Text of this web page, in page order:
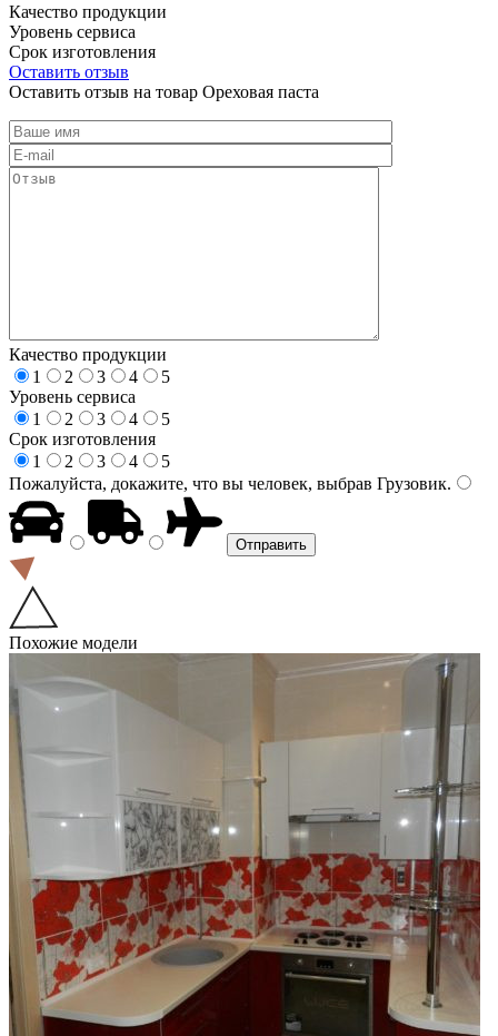
Качество продукции
Уровень сервиса
Срок изготовления
Оставить отзыв
Оставить отзыв на товар Ореховая паста
Качество продукции
1
2 3 4
5
Уровень сервиса
1
2 3 4
5
Срок изготовления
1
2 3 4
5
Пожалуйста, докажите, что вы человек, выбрав Грузовик.
Похожие модели